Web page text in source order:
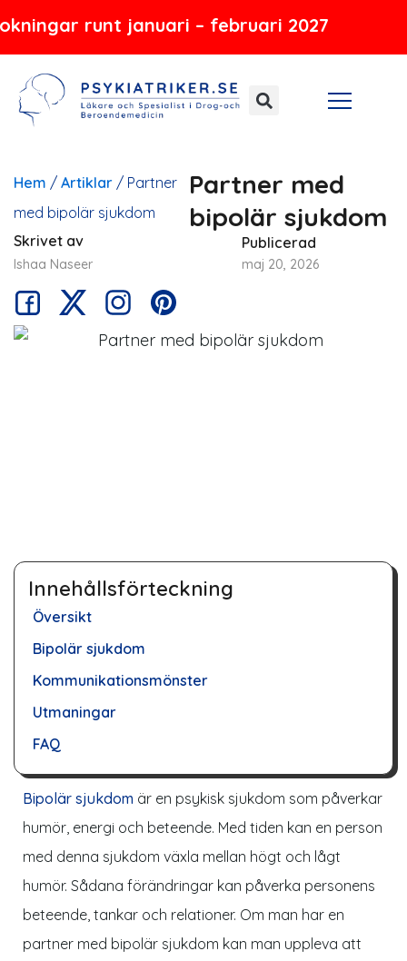
januari – februari 2027
Hoppa
innehåll
Hem / Artiklar / Partner
med bipolär sjukdom
Partner med
bipolär sjukdom
Skrivet av
Ishaa Naseer
Publicerad
maj 20, 2026
Innehållsförteckning
Översikt
Bipolär sjukdom
Kommunikationsmönster
Utmaningar
FAQ
Bipolär sjukdom är en psykisk sjukdom som påverkar
humör, energi och beteende. Med tiden kan en person
med denna sjukdom växla mellan högt och lågt
humör. Sådana förändringar kan påverka personens
beteende, tankar och relationer. Om man har en
partner med bipolär sjukdom kan man uppleva att